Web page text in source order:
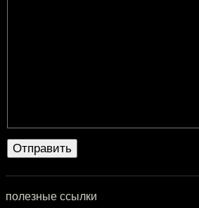
полезные ссылки